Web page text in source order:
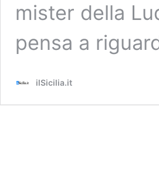
mister della
pensa a
ilSicilia.it